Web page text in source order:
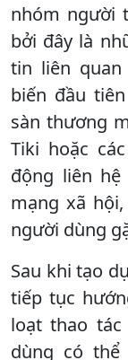
nhóm người
bởi đây là
tin liên quan
biến đầu
sàn thương
Tiki hoặc
động liên
mạng xã
người dùng
Sau khi tạo
tiếp tục
loạt thao
dùng có